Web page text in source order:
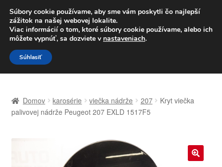
DOPRAVA od 6 EUR
Po–Pi 09:00–16:00 233 221 276
Preskočiť
na
navigáciu
Preskočiť
na
obsah
Celosvetová preprava
Domov karosérie viečka nádrže 207
Kryt viečka
palivovej nádrže Peugeot 207 EXLD 1517F5
Súbory cookie používame, aby sme vám poskytli čo najlepší
zážitok na našej webovej lokalite.
Viac informácií o tom, ktoré súbory cookie používame, alebo ich
môžete vypnúť, sa dozviete v nastaveniach.
Súhlasiť